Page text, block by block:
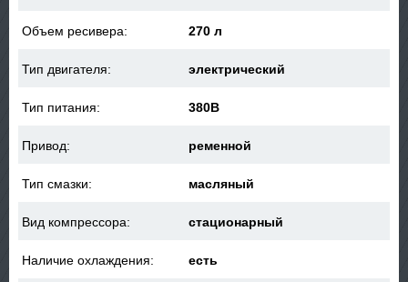
Объем ресивера: 270 л
Тип двигателя: электрический
Тип питания: 380В
Привод: ременной
Тип смазки: масляный
Вид компрессора: стационарный
Наличие охлаждения: есть